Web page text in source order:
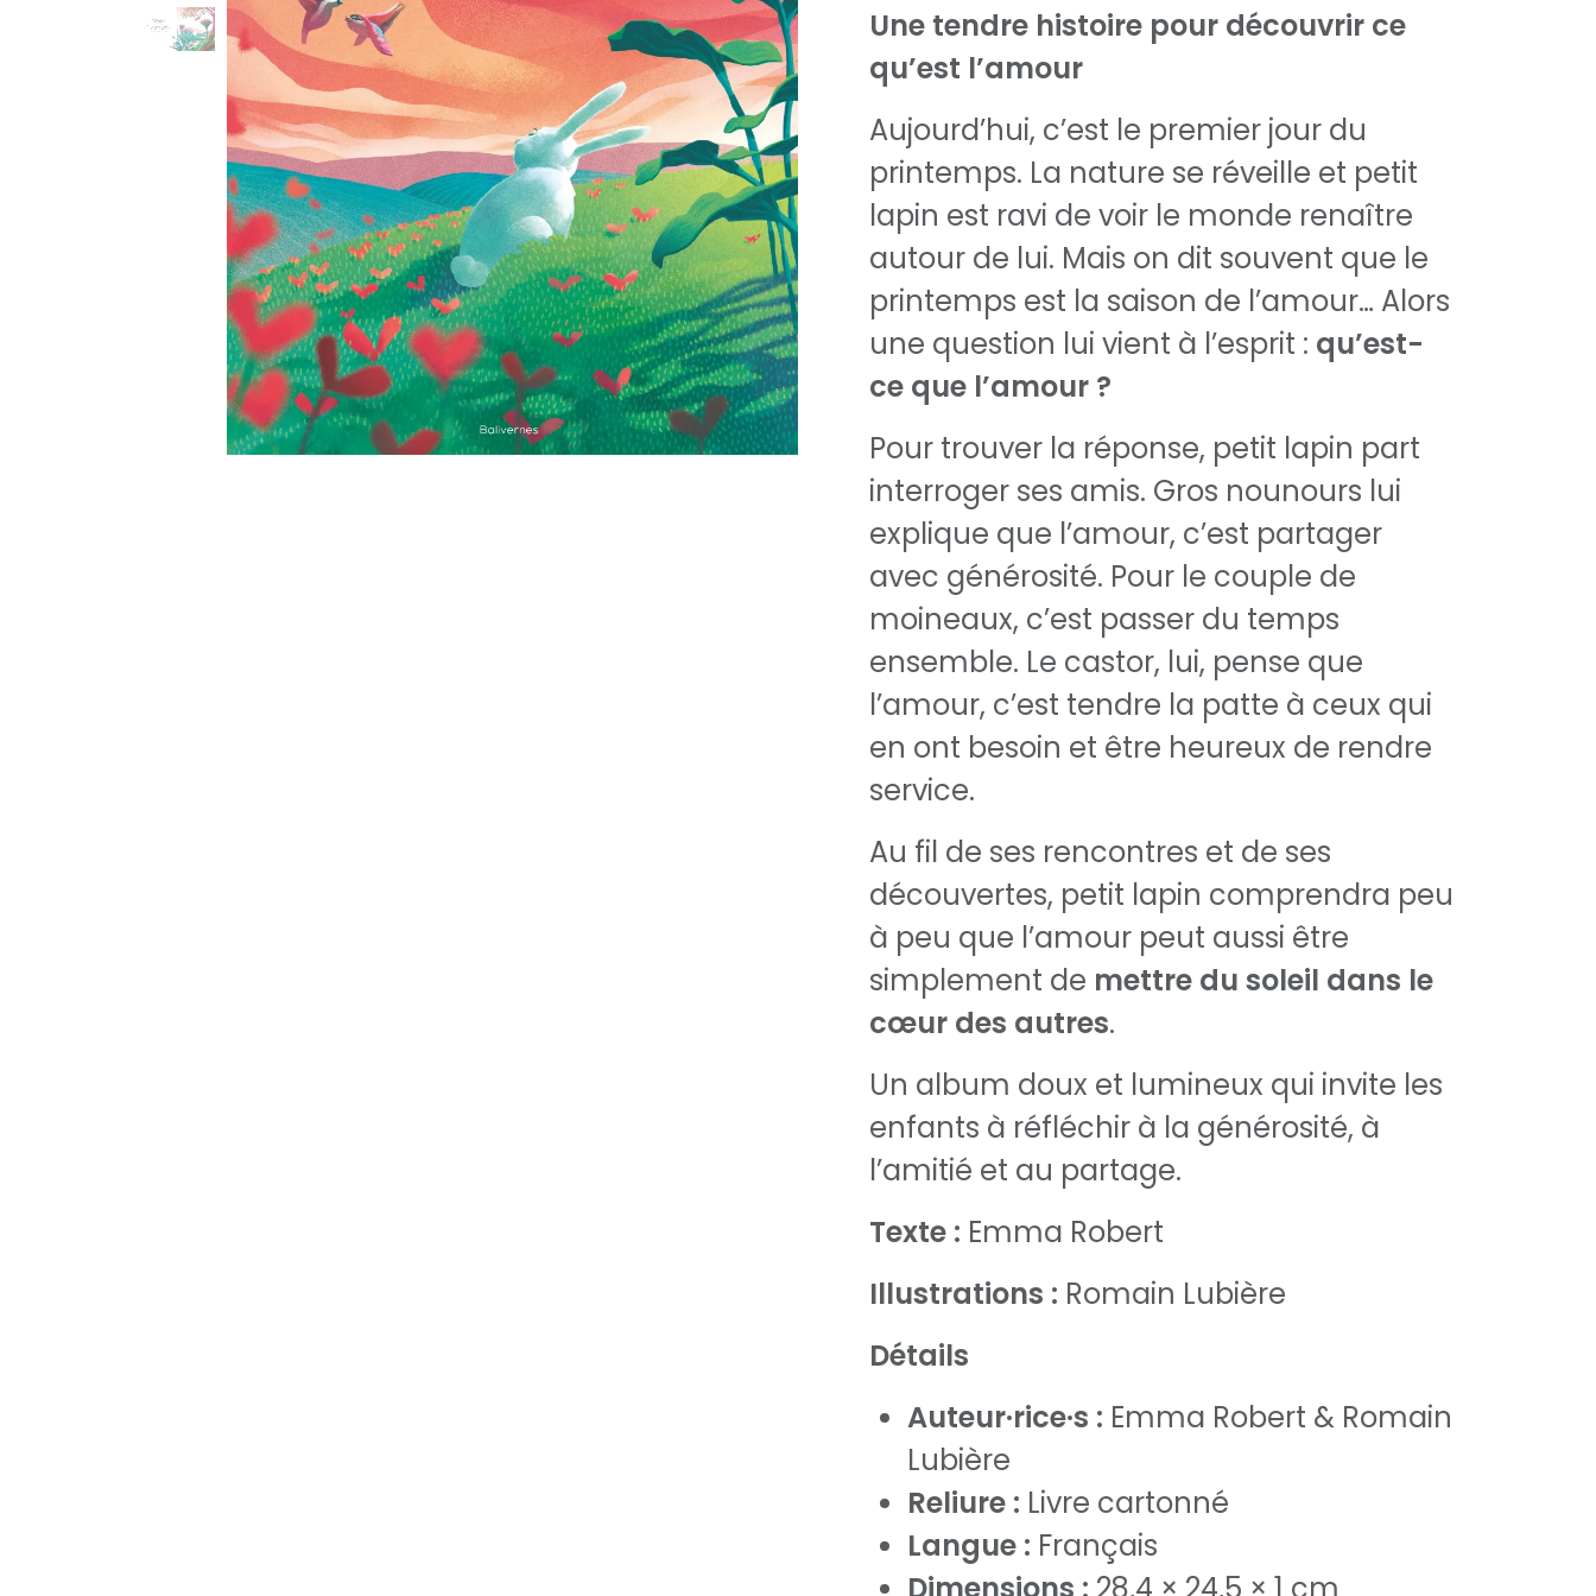
Une tendre histoire pour découvrir ce
qu’est l’amour
Aujourd’hui, c’est le premier jour du
printemps. La nature se réveille et petit
lapin est ravi de voir le monde renaître
autour de lui. Mais on dit souvent que le
printemps est la saison de l’amour… Alors
une question lui vient à l’esprit : qu’est-
ce que l’amour ?
Pour trouver la réponse, petit lapin part
interroger ses amis. Gros nounours lui
explique que l’amour, c’est partager
avec générosité. Pour le couple de
moineaux, c’est passer du temps
ensemble. Le castor, lui, pense que
l’amour, c’est tendre la patte à ceux qui
en ont besoin et être heureux de rendre
service.
Au fil de ses rencontres et de ses
découvertes, petit lapin comprendra peu
à peu que l’amour peut aussi être
simplement de mettre du soleil dans le
cœur des autres.
Un album doux et lumineux qui invite les
enfants à réfléchir à la générosité, à
l’amitié et au partage.
Texte : Emma Robert
Illustrations : Romain Lubière
Détails
Auteur·rice·s : Emma Robert & Romain
Lubière
Reliure : Livre cartonné
Langue : Français